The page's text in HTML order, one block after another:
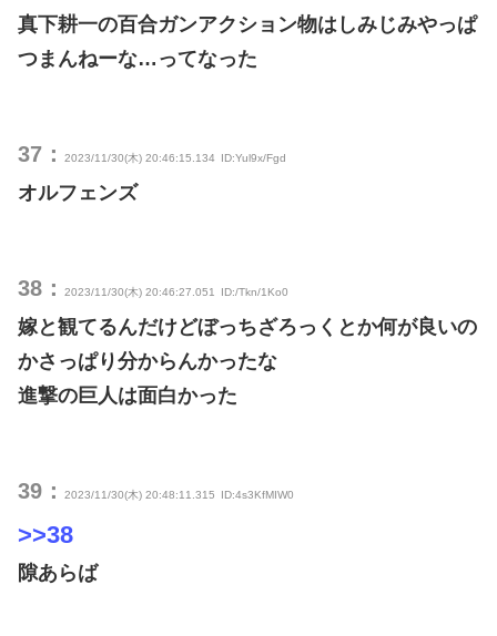
真下耕一の百合ガンアクション物はしみじみやっぱ
つまんねーな…ってなった
37： 2023/11/30(木) 20:46:15.134 ID:Yul9x/Fgd
オルフェンズ
38： 2023/11/30(木) 20:46:27.051 ID:/Tkn/1Ko0
嫁と観てるんだけどぼっちざろっくとか何が良いの
かさっぱり分からんかったな
進撃の巨人は面白かった
39： 2023/11/30(木) 20:48:11.315 ID:4s3KfMIW0
>>38
隙あらば